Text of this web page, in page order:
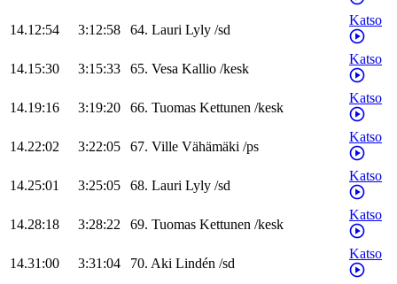
14.12:54 3:12:58 64. Lauri Lyly /sd
Katso
14.15:30 3:15:33 65. Vesa Kallio /kesk
Katso
14.19:16 3:19:20 66. Tuomas Kettunen /kesk
Katso
14.22:02 3:22:05 67. Ville Vähämäki /ps
Katso
14.25:01 3:25:05 68. Lauri Lyly /sd
Katso
14.28:18 3:28:22 69. Tuomas Kettunen /kesk
Katso
14.31:00 3:31:04 70. Aki Lindén /sd
Katso